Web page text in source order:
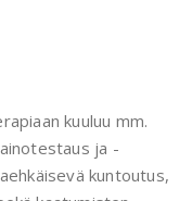
kuuluu mm.
ja -
kuntoutus,